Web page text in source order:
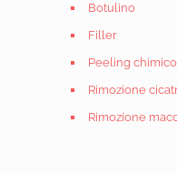
Botulino
Filler
Peeling chimico
Rimozione
Rimozione